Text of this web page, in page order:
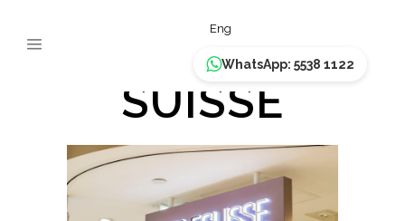
Eng
WhatsApp: 5538 1122
PERLE
SUISSE